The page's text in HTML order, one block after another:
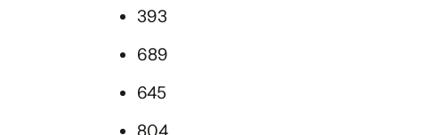
393
689
645
804